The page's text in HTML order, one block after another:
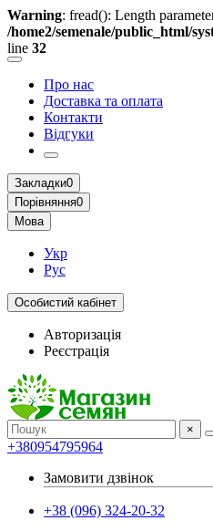
Warning: fread(): Length
/home2/semenale/public_html/
line 32
Про нас
Доставка та оплата
Контакти
Відгуки
Закладки0
Порівняння0
Мова
Укр
Рус
Особистий кабінет
Авторизація
Реєстрація
×
+380954795964
Замовити дзвінок
+38 (096) 324-20-32